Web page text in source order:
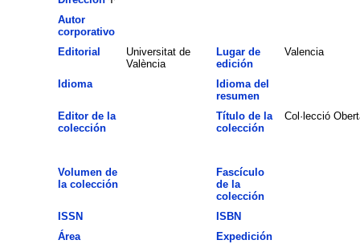
Autor
corporativo
Editorial
Universitat de
València
Lugar de
edición
Valencia
Idioma
Idioma del
resumen
Editor de la
colección
Título de la
colección
Col·lecció
Volumen de
la colección
Fascículo
de la
colección
ISSN
ISBN
Área
Expedición